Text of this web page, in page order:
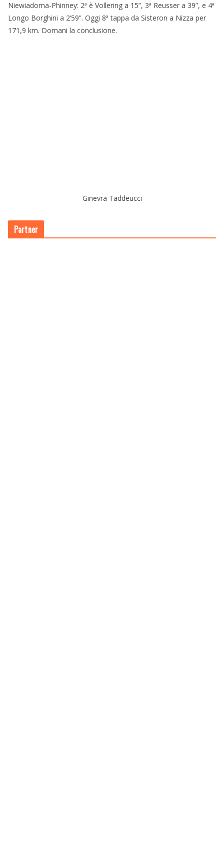
Niewiadoma-Phinney: 2ª è Vollering a 15”, 3ª Reusser a 39”, e 4ª
Longo Borghini a 2’59”. Oggi 8ª tappa da Sisteron a Nizza per
171,9 km. Domani la conclusione.
Ginevra Taddeucci
Partner